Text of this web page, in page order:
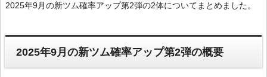
2025年9月の新ツム確率アップ第2弾の2体についてまとめました。
2025年9月の新ツム確率アップ第2弾の概要